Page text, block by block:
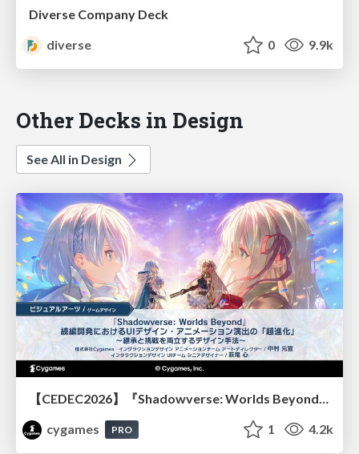
Diverse Company Deck
diverse
0 9.9k
Other Decks in Design
See All in Design
cygames
PRO 1 4.2k